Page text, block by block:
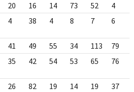
20 16 14 73 52 4
4 38 4 8 7 6
41 49 55 34 113 79
35 42 54 53 65 76
26 82 19 14 19 37